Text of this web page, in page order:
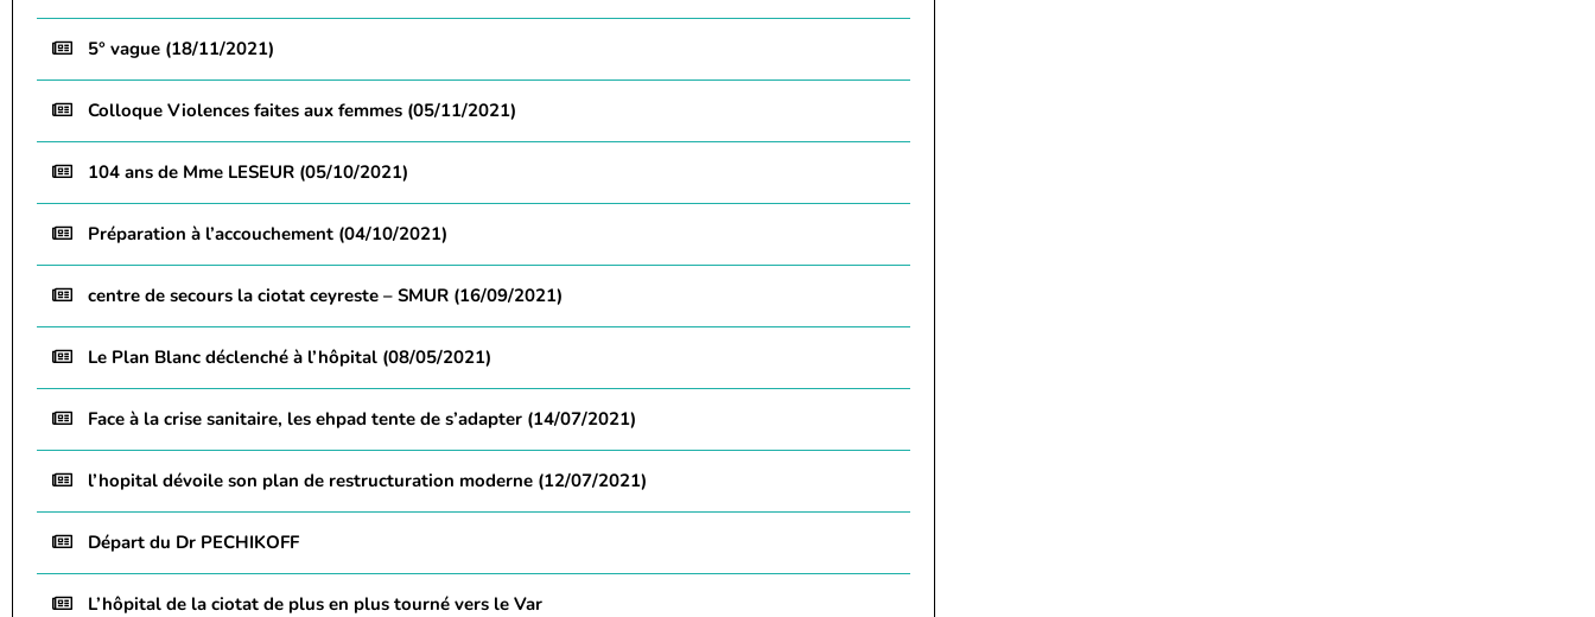
5° vague (18/11/2021)
Colloque Violences faites aux femmes (05/11/2021)
104 ans de Mme LESEUR (05/10/2021)
Préparation à l’accouchement (04/10/2021)
centre de secours la ciotat ceyreste – SMUR (16/09/2021)
Le Plan Blanc déclenché à l’hôpital (08/05/2021)
Face à la crise sanitaire, les ehpad tente de s’adapter (14/07/2021)
l’hopital dévoile son plan de restructuration moderne (12/07/2021)
Départ du Dr PECHIKOFF
L’hôpital de la ciotat de plus en plus tourné vers le Var